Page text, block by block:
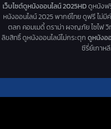
เว็บไซต์ดูหนังออนไลน์ 2025HDดูหนังฟ
หนังออนไลน์ 2025 พากย์ไทย ดูฟรี ไม่
ตลก คอมเมดี้ ดราม่า ผจญภัย ไซไฟ
ลิขสิทธิ์ ดูหนังออนไลน์ไม่กระตุกดูหนังอ
ซีรี่ย์เกาห